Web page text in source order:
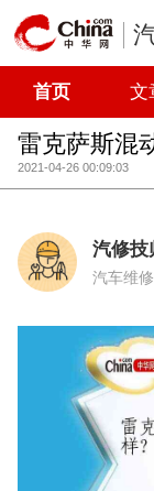
首页 文
雷克萨斯混
2021-04-26 00:09:03
汽修技
汽车维